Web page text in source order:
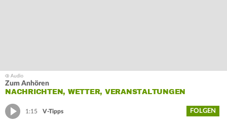
Zum Anhören
NACHRICHTEN, WETTER, VERANSTALTUNGEN
1:15 V-Tipps FOLGEN